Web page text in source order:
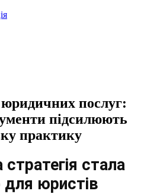
послуг:
підсилюють
практику
стала
юристів